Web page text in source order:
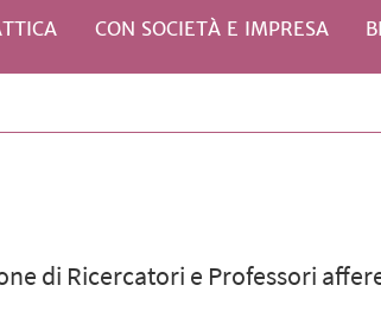
CON SOCIETÀ E IMPRESA
di Ricercatori e Professori